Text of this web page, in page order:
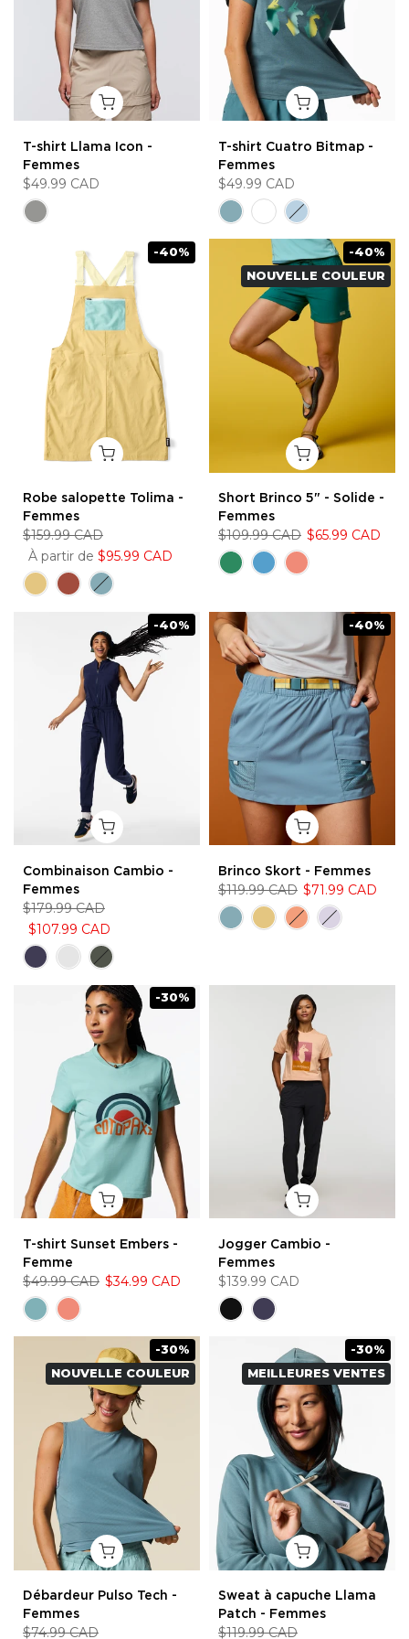
T-shirt Llama Icon -
Femmes
$49.99 CAD
T-shirt Cuatro Bitmap -
Femmes
$49.99 CAD
-40%
Robe salopette Tolima -
Femmes
$159.99 CAD
À partir de $95.99 CAD
-40%
NOUVELLE COULEUR
Short Brinco 5" - Solide -
Femmes
$109.99 CAD $65.99 CAD
-40%
Combinaison Cambio -
Femmes
$179.99 CAD
$107.99 CAD
-40%
Brinco Skort - Femmes
$119.99 CAD $71.99 CAD
-30%
T-shirt Sunset Embers -
Femme
$49.99 CAD $34.99 CAD
Jogger Cambio -
Femmes
$139.99 CAD
-30%
NOUVELLE COULEUR
Débardeur Pulso Tech -
Femmes
$74.99 CAD
-30%
MEILLEURES VENTES
Sweat à capuche Llama
Patch - Femmes
$119.99 CAD